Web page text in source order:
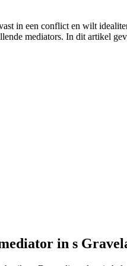
in een conflict en wilt
mediators. In dit artikel
in s